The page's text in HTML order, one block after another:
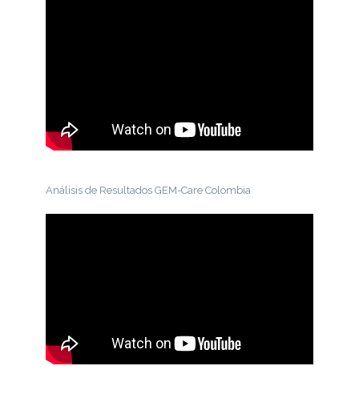
Análisis de Resultados GEM-Care Colombia